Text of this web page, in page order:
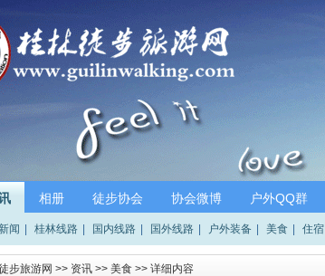
相册 徒步协会 协会微博 户外QQ群
闻 桂林线路 国内线路 国外线路 户外装备 美食 住宿
步旅游网 >> 资讯 >> 美食 >> 详细内容